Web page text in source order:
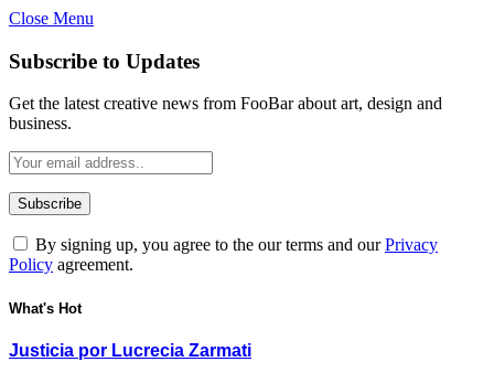
Close Menu
Subscribe to Updates
Get the latest creative news from FooBar about art, design and
business.
By signing up, you agree to the our terms and ourPrivacy
Policy agreement.
What's Hot
Justicia por Lucrecia Zarmati